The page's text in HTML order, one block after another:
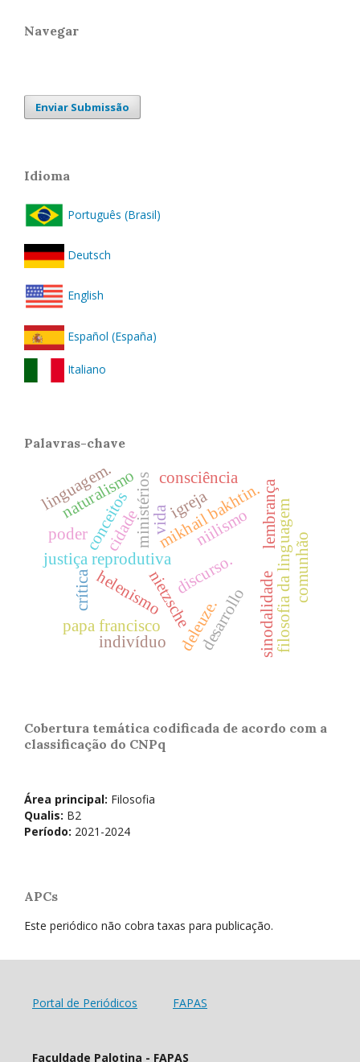
Navegar
Enviar Submissão
Idioma
Português (Brasil)
Deutsch
English
Español (España)
Italiano
Palavras-chave
justiça reprodutiva discurso. sinodalidade
ministérios
conceitos filosofia da linguagem
mikhail bakhtin.
helenismo
vida
nietzsche comunhão
niilismo
deleuze.
consciência
crítica
naturalismo
linguagem.
papa francisco
igreja
indivíduo
lembrança
poder cidade
desarrollo
Cobertura temática codificada de acordo com a
classificação do CNPq
Área principal: Filosofia
Qualis: B2
Período: 2021-2024
APCs
Este periódico não cobra taxas para publicação.
Portal de Periódicos FAPAS
Faculdade Palotina - FAPAS